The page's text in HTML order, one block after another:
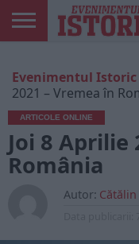
ONLINE
EDIȚII
TIPĂRITE
ISTORIC
PLAY
CONTUL
MEU
Evenimentul Istoric
2021 – Vremea în
ARTICOLE ONLINE
Joi 8 Aprilie
România
Autor: Cătălin